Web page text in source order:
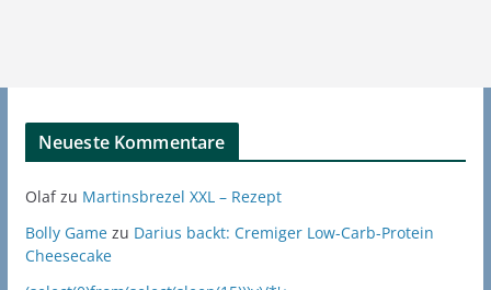
Neueste Kommentare
Olafzu Martinsbrezel XXL – Rezept
Bolly Gamezu Darius backt: Cremiger Low-Carb-Protein
Cheesecake